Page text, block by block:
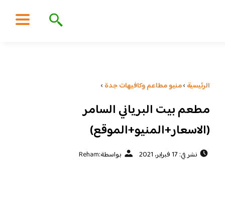
الرئيسية ›منيو مطاعم وكافيهات جدة ›
مطعم بيت البرياني السامر
(الاسعار+المنيو+الموقع)
نشر في: 17 فبراير، 2021 بواسطة:Reham